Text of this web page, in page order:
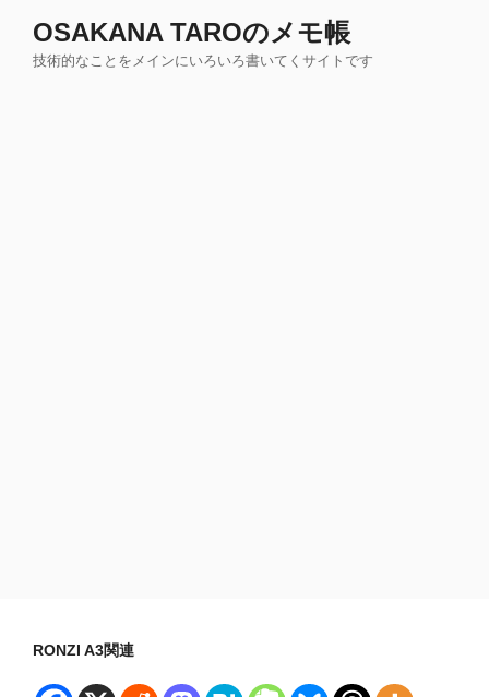
OSAKANA TAROのメモ帳
技術的なことをメインにいろいろ書いてくサイトです
RONZI A3関連